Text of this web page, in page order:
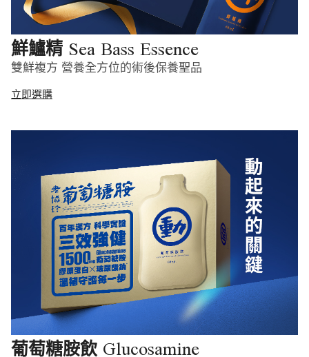
鮮鱸精 Sea Bass Essence
雙鮮複方 營養全方位的術後保養聖品
立即選購
葡萄糖胺飲